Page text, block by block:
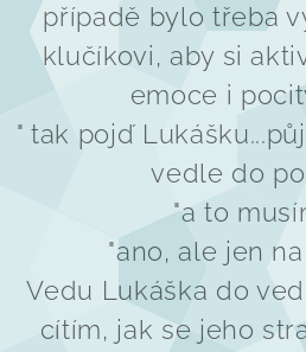
případě bylo třeba
klučíkovi, aby si
emoce i
" tak pojď
vedle do
"a to
"ano, ale jen
Vedu Lukáška do
cítím, jak se jeho